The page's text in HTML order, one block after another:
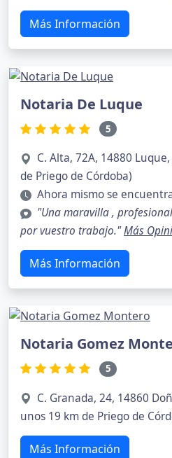
Más Información
Notaria De Luque
5
C. Alta, 72A, 14880
de Priego de Córdoba)
Ahora mismo se
"Una maravilla ,
por vuestro trabajo."Más
Más Información
Notaria Gomez
5
C. Granada, 24, 14860
unos 19 km de Priego de
Más Información